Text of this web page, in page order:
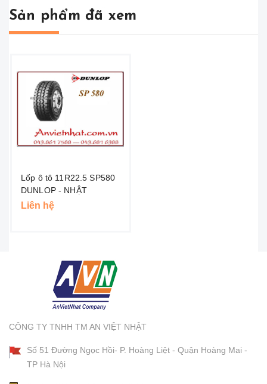
Sản phẩm đã xem
Lốp ô tô 11R22.5 SP580
DUNLOP - NHẬT
Liên hệ
CÔNG TY TNHH TM AN VIỆT NHẬT
Số 51 Đường Ngọc Hồi- P. Hoàng Liệt - Quận Hoàng Mai -
TP Hà Nội